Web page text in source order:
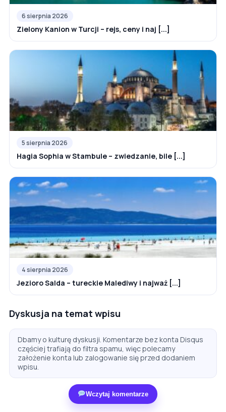
6 sierpnia 2026
Zielony Kanion w Turcji – rejs, ceny i naj [...]
5 sierpnia 2026
Hagia Sophia w Stambule – zwiedzanie, bile [...]
4 sierpnia 2026
Jezioro Salda – tureckie Malediwy i najważ [...]
Dyskusja na temat wpisu
Dbamy o kulturę dyskusji. Komentarze bez konta Disqus
częściej trafiają do filtra spamu, więc polecamy
założenie konta lub zalogowanie się przed dodaniem
wpisu.
Wczytaj komentarze